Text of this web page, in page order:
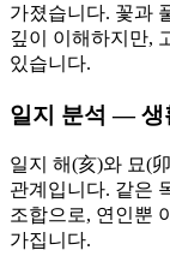
가졌습니다. 꽃과
깊이 이해하지만,
있습니다.
일지 분석 — 생
일지 해(亥)와 묘(
관계입니다. 같은
조합으로, 연인뿐
가집니다.